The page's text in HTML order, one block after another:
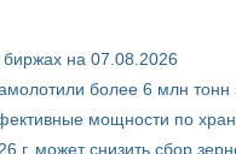
биржах на 07.08.2026
более 6 млн тонн
мощности по
г. может снизить сбор